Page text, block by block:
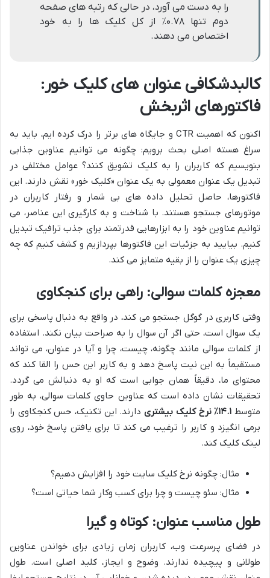
را به دست می آورد، در حالی که رتبه های صفحه
دوم تنها ۰.۷۸٪ از کل کلیک ها را به خود
اختصاص می دهند.
کالبدشکافی عنوان های کلیک خور:
فاکتورهای اثربخش
اکنون که اهمیت CTR و جایگاه های برتر را درک کرده ایم، باید به
سراغ هسته اصلی بحث برویم: چگونه می توانیم عناوین جذابی
بنویسیم که کاربران را به کلیک تشویق کنند؟ عوامل مختلفی در
تبدیل یک عنوان معمولی به یک عنوان «کلیک خور» نقش دارند. این
فاکتورها، حاصل تحلیل داده های بی شمار و رفتار کاربران در
موتورهای جستجو هستند. با شناخت و به کارگیری این عناصر، می
توانیم عناوین خود را به ابزارهایی قدرتمند برای جذب ترافیک تبدیل
کنیم. بیایید به جزئیات این فاکتورها بپردازیم و کشف کنیم که چه
چیزی یک عنوان را از بقیه متمایز می کند.
معجزه کلمات سوالی: راهی برای کنجکاوی
وقتی کاربری در گوگل جستجو می کند، در واقع به دنبال پاسخی برای
یک سوال است، حتی اگر آن سوال را به صراحت بیان نکند. استفاده
از کلمات سوالی مانند چگونه، چیست، چرا و آیا در عنوان، می تواند
مستقیماً به این نیت پاسخ دهد و به کاربر این حس را القا کند که
محتوای ما، دقیقاً همان جوابی است که او به دنبالش می گردد.
تحقیقات نشان داده است که عناوین حاوی کلمات سوالی، به طور
متوسط ۱۴.۱٪ نرخ کلیک بیشتری
دارند. این تکنیک، حس کنجکاوی را
برمی انگیزد و کاربر را ترغیب می کند تا برای یافتن پاسخ خود، روی
لینک کلیک کند.
مثال: چگونه نرخ کلیک سایت خود را افزایش دهیم؟
مثال: سئو چیست و چرا برای کسب وکار شما حیاتی است؟
طول مناسب عنوان: کوتاه و گیرا
در فضای پرسرعت وب، کاربران زمان زیادی برای خواندن عناوین
طولانی و پیچیده ندارند. وضوح و ایجاز، کلید اصلی است. طول